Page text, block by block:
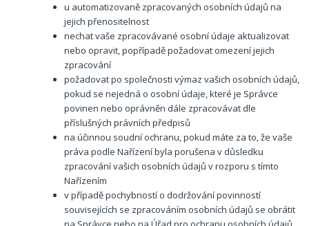
u automatizovaně zpracovaných osobních údajů na
jejich přenositelnost
nechat vaše zpracovávané osobní údaje aktualizovat
nebo opravit, popřípadě požadovat omezení jejich
zpracování
požadovat po společnosti výmaz vašich osobních údajů,
pokud se nejedná o osobní údaje, které je Správce
povinen nebo oprávněn dále zpracovávat dle
příslušných právních předpisů
na účinnou soudní ochranu, pokud máte za to, že vaše
práva podle Nařízení byla porušena v důsledku
zpracování vašich osobních údajů v rozporu s tímto
Nařízením
v případě pochybností o dodržování povinností
souvisejících se zpracováním osobních údajů se obrátit